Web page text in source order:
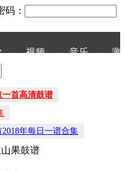
码：
视频 音乐 测
一首高清鼓谱
2018年每日一谱合集
果鼓谱